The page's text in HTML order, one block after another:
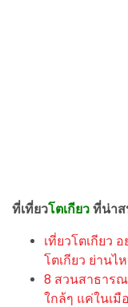
ที่เที่ยวโตเกียว ที่น่าส
เที่ยวโตเกียว
โตเกียว ย่านไ
8 สวนสาธาร
ใกล้ๆ แค่ในเมื